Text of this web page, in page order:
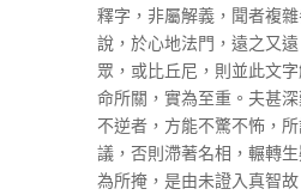
釋字，非屬解義，聞者複
說，於心地法門，遠之又
眾，或比丘尼，則並此文
命所關，實為至重。夫甚
不逆者，方能不驚不怖，
議，否則滯著名相，輾轉
為所掩，是由未證入真智